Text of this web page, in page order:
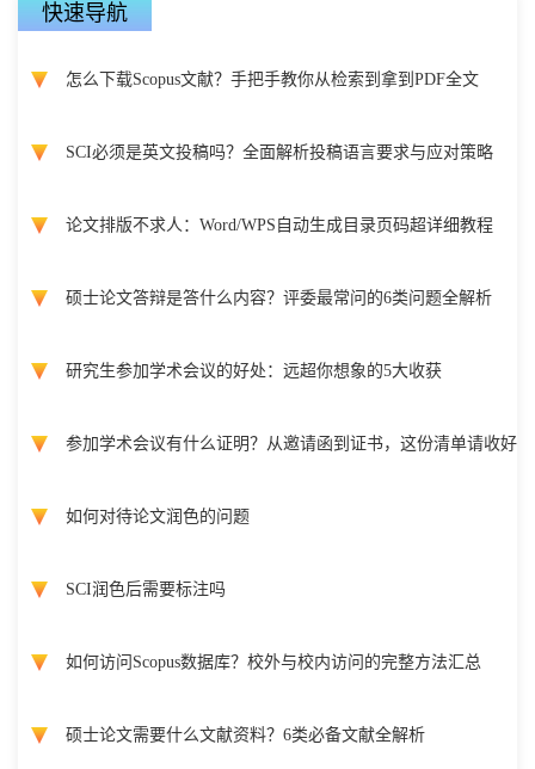
快速导航
怎么下载Scopus文献？手把手教你从检索到拿到PDF全文
SCI必须是英文投稿吗？全面解析投稿语言要求与应对策略
论文排版不求人：Word/WPS自动生成目录页码超详细教程
硕士论文答辩是答什么内容？评委最常问的6类问题全解析
研究生参加学术会议的好处：远超你想象的5大收获
参加学术会议有什么证明？从邀请函到证书，这份清单请收好
如何对待论文润色的问题
SCI润色后需要标注吗
如何访问Scopus数据库？校外与校内访问的完整方法汇总
硕士论文需要什么文献资料？6类必备文献全解析